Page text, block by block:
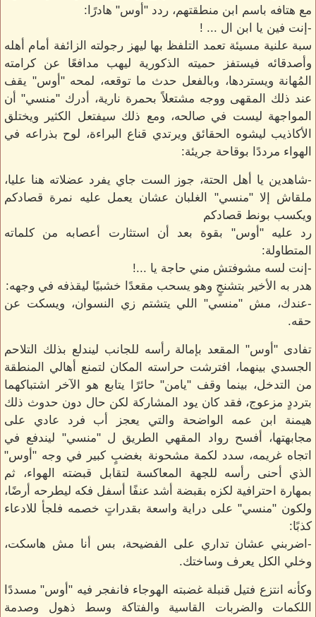
مع هتافه باسم ابن منطقتهم، ردد "أوس" هادرًا:
-إنت فين يا ابن ال ... !
سبة علنية مسيئة تعمد التلفظ بها ليهز رجولته الزائفة أمام أهله
وأصدقائه فيستفز حميته الذكورية ليهب مدافعًا عن كرامته
المُهانة ويستردها، وبالفعل حدث ما توقعه، لمحه "أوس" يقف
عند ذلك المقهى ووجه مشتعلاً بحمرة نارية، أدرك "منسي" أن
المواجهة ليست في صالحه، ومع ذلك سيفتعل الكثير ويختلق
الأكاذيب ليشوه الحقائق ويرتدي قناع البراءة، لوح بذراعه في
الهواء مرددًا بوقاحة جريئة:
-شاهدين يا أهل الحتة، جوز الست جاي يفرد عضلاته هنا عليا،
ملقاش إلا "منسي" الغلبان عشان يعمل عليه نمرة قصادكم
ويكسب بونط قصادكم
رد عليه "أوس" بقوة بعد أن استثارت أعصابه من كلماته
المتطاولة:
-إنت لسه مشوفتش مني حاجة يا ...!
هدر به الأخير بتشنجٍ وهو يسحب مقعدًا خشبيًا ليقذفه في وجهه:
-عندك، مش "منسي" اللي يتشتم زي النسوان، ويسكت عن
حقه.
تفادى "أوس" المقعد بإمالة رأسه للجانب ليندلع بذلك التلاحم
الجسدي بينهما، افترشت حراسته المكان لتمنع أهالي المنطقة
من التدخل، بينما وقف "يامن" حائرًا يتابع هو الآخر اشتباكهما
بترددٍ مزعوج، فقد كان يود المشاركة لكن حال دون حدوث ذلك
هيمنة ابن عمه الواضحة والتي يعجز أب فرد عادي على
مجابهتها، أفسح رواد المقهي الطريق ل "منسي" ليندفع في
اتجاه غريمه، سدد لكمة مشحونة بغضبٍ كبير في وجه "أوس"
الذي أحنى رأسه للجهة المعاكسة لتقابل قبضته الهواء، ثم
بمهارة احترافية لكزه بقبضة أشد عنفًا أسفل فكه ليطرحه أرضًا،
ولكون "منسي" على دراية واسعة بقدراتٍ خصمه فلجأ للادعاء
كذبًا:
-اضربني عشان تداري على الفضيحة، بس أنا مش هاسكت،
وخلي الكل يعرف وساختك.
وكأنه انتزع فتيل قنبلة غضبته الهوجاء فانفجر فيه "أوس" مسددًا
اللكمات والضربات القاسية والفتاكة وسط ذهول وصدمة